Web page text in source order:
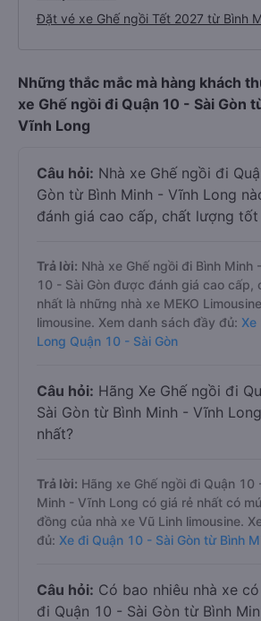
Đặt vé xe Ghế ngồi Tết 2027 từ Bình
Những thắc mắc mà hàng khách
xe Ghế ngồi đi Quận 10 - Sài Gòn
Vĩnh Long
Câu hỏi: Nhà xe Ghế ngồi đi
Gòn từ Bình Minh - Vĩnh Long
đánh giá cao cấp, chất lượng tốt
Trả lời: Nhà xe Ghế ngồi đi Bình Minh
10 - Sài Gòn được đánh giá cao cấp,
nhất là những nhà xe MEKO
limousine. Xem danh sách đầy đủ: Xe
Long Quận 10 - Sài Gòn
Câu hỏi: Hãng Xe Ghế ngồi đi
Sài Gòn từ Bình Minh - Vĩnh
nhất?
Trả lời: Hãng xe Ghế ngồi đi Quận 10
Minh - Vĩnh Long có giá rẻ nhất có
đồng của nhà xe Vũ Linh limousine.
đủ: Xe đi Quận 10 - Sài Gòn từ Bình
Câu hỏi: Có bao nhiêu nhà xe
đi Quận 10 - Sài Gòn từ Bình